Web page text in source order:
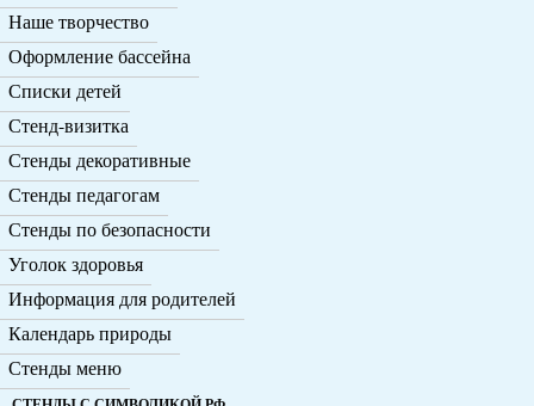
Наше творчество
Оформление бассейна
Списки детей
Стенд-визитка
Стенды декоративные
Стенды педагогам
Стенды по безопасности
Уголок здоровья
Информация для родителей
Календарь природы
Стенды меню